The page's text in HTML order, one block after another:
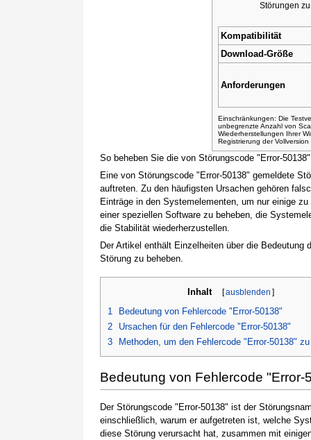
So beheben Sie die von Störungscode "Error-
Eine von Störungscode "Error-50138" gemeldete
auftreten. Zu den häufigsten Ursachen gehören
Einträge in den Systemelementen, um nur einige
einer speziellen Software zu beheben, die
die Stabilität wiederherzustellen.
Der Artikel enthält Einzelheiten über die
Störung zu beheben.
Inhalt [ ausblenden ]
1
Bedeutung von Fehlercode "Error-50138"
2
Ursachen für den Fehlercode "Error-50138"
3
Methoden, um den Fehlercode "Error-50138"
Bedeutung von Fehlercode "Error-
Der Störungscode "Error-50138" ist der
einschließlich, warum er aufgetreten ist, welche
diese Störung verursacht hat, zusammen mit
Störungen
Kompatibilität
Download-Größe
Anforderungen
Einschränkungen: Die
unbegrenzte Anzahl von
Wiederherstellungen Ihrer
Registrierung der